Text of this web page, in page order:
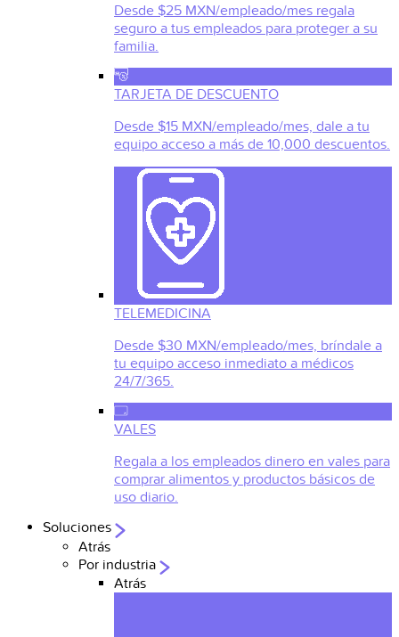
Desde $25 MXN/empleado/mes regala
seguro a tus empleados para proteger a su
familia.
TARJETA DE DESCUENTO
Desde $15 MXN/empleado/mes, dale a tu
equipo acceso a más de 10,000 descuentos.
TELEMEDICINA
Desde $30 MXN/empleado/mes, bríndale a
tu equipo acceso inmediato a médicos
24/7/365.
VALES
Regala a los empleados dinero en vales para
comprar alimentos y productos básicos de
uso diario.
Soluciones
Atrás
Por industria
Atrás